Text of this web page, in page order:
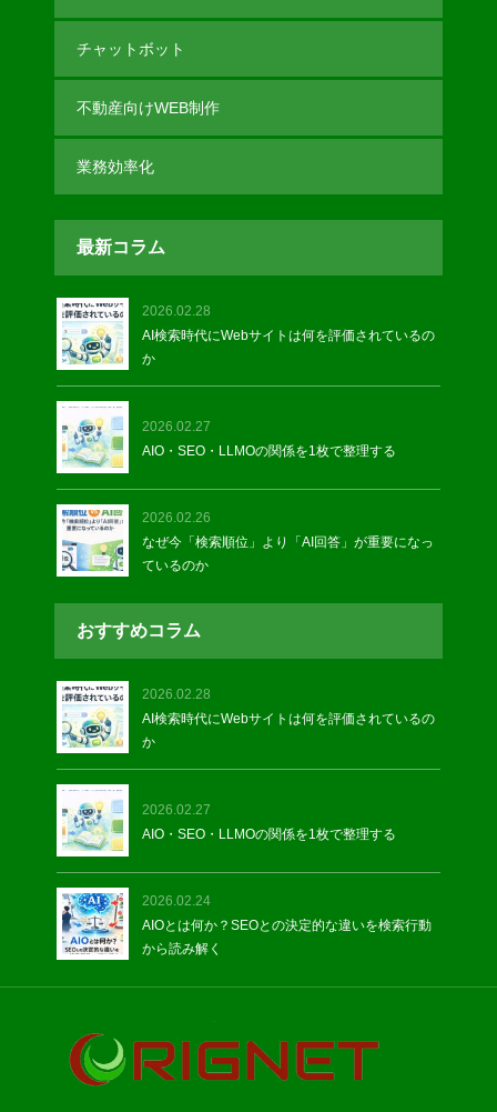
チャットボット
不動産向けWEB制作
業務効率化
最新コラム
2026.02.28
AI検索時代にWebサイトは何を評価されているの
か
2026.02.27
AIO・SEO・LLMOの関係を1枚で整理する
2026.02.26
なぜ今「検索順位」より「AI回答」が重要になっ
ているのか
おすすめコラム
2026.02.28
AI検索時代にWebサイトは何を評価されているの
か
2026.02.27
AIO・SEO・LLMOの関係を1枚で整理する
2026.02.24
AIOとは何か？SEOとの決定的な違いを検索行動
から読み解く